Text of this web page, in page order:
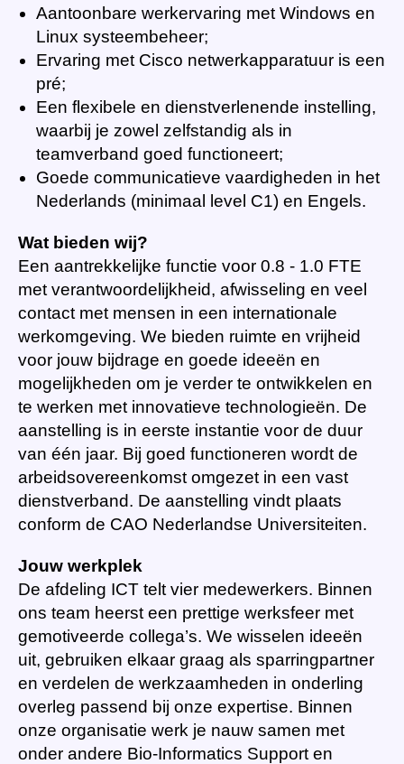
Aantoonbare werkervaring met Windows en
Linux systeembeheer;
Ervaring met Cisco netwerkapparatuur is een
pré;
Een flexibele en dienstverlenende instelling,
waarbij je zowel zelfstandig als in
teamverband goed functioneert;
Goede communicatieve vaardigheden in het
Nederlands (minimaal level C1) en Engels.
Wat bieden wij?
Een aantrekkelijke functie voor 0.8 - 1.0 FTE
met verantwoordelijkheid, afwisseling en veel
contact met mensen in een internationale
werkomgeving. We bieden ruimte en vrijheid
voor jouw bijdrage en goede ideeën en
mogelijkheden om je verder te ontwikkelen en
te werken met innovatieve technologieën. De
aanstelling is in eerste instantie voor de duur
van één jaar. Bij goed functioneren wordt de
arbeidsovereenkomst omgezet in een vast
dienstverband. De aanstelling vindt plaats
conform de CAO Nederlandse Universiteiten.
Jouw werkplek
De afdeling ICT telt vier medewerkers. Binnen
ons team heerst een prettige werksfeer met
gemotiveerde collega’s. We wisselen ideeën
uit, gebruiken elkaar graag als sparringpartner
en verdelen de werkzaamheden in onderling
overleg passend bij onze expertise. Binnen
onze organisatie werk je nauw samen met
onder andere Bio-Informatics Support en